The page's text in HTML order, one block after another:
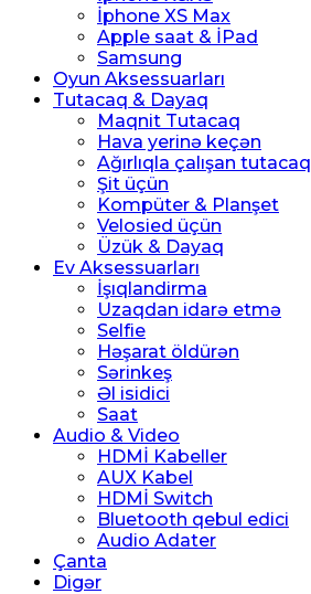
İphone XS Max
Apple saat & İPad
Samsung
Oyun Aksessuarları
Tutacaq & Dayaq
Maqnit Tutacaq
Hava yerinə keçən
Ağırlıqla çalışan tutacaq
Şit üçün
Kompüter & Planşet
Velosied üçün
Üzük & Dayaq
Ev Aksessuarları
İşıqlandirma
Uzaqdan idarə etmə
Selfie
Həşarat öldürən
Sərinkeş
Əl isidici
Saat
Audio & Video
HDMİ Kabeller
AUX Kabel
HDMİ Switch
Bluetooth qebul edici
Audio Adater
Çanta
Digər